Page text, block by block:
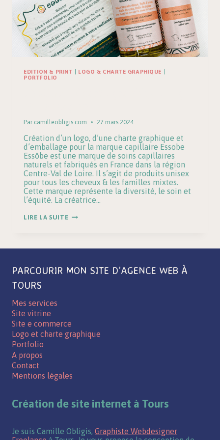
EDITION & PRINT LOGO & CHARTE GRAPHIQUE
PORTFOLIO
Par camilleobligis.com 27 mars 2024
Création d’un logo, d’une charte graphique et
d’emballage pour la marque capillaire Essobe
Essôbe est une marque de soins capillaires
naturels et fabriqués en France dans la région
Centre-Val de Loire. Il s’agit de produits unisex
pour tous les cheveux & les familles mixtes.
Cette marque représente la diversité, le soin et
l’équité. La créatrice…
LIRE LA SUITEESSOBE
|
ET
PARCOURIR MON SITE D’AGENCE WEB À
TOURS
Mes services
Site vitrine
Site e commerce
Logo et charte graphique
Portfolio
A propos
Contact
Mentions légales
Création de site internet à Tours
Je suis Camille Obligis, Graphiste Webdesigner